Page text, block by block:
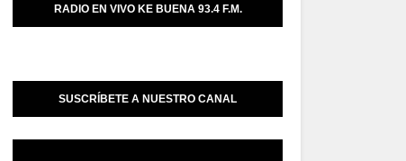
RADIO EN VIVO KE BUENA 93.4 F.M.
SUSCRÍBETE A NUESTRO CANAL